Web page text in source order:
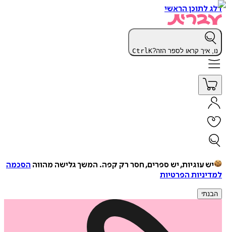
דלג לתוכן הראשי
נו, איך קראו לספר הזה? CtrlK
יש עוגיות, יש ספרים, חסר רק קפה. המשך גלישה מהווה הסכמה
למדיניות הפרטיות
הבנתי